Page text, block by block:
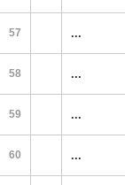
57 ...
58 ...
59 ...
60 ...